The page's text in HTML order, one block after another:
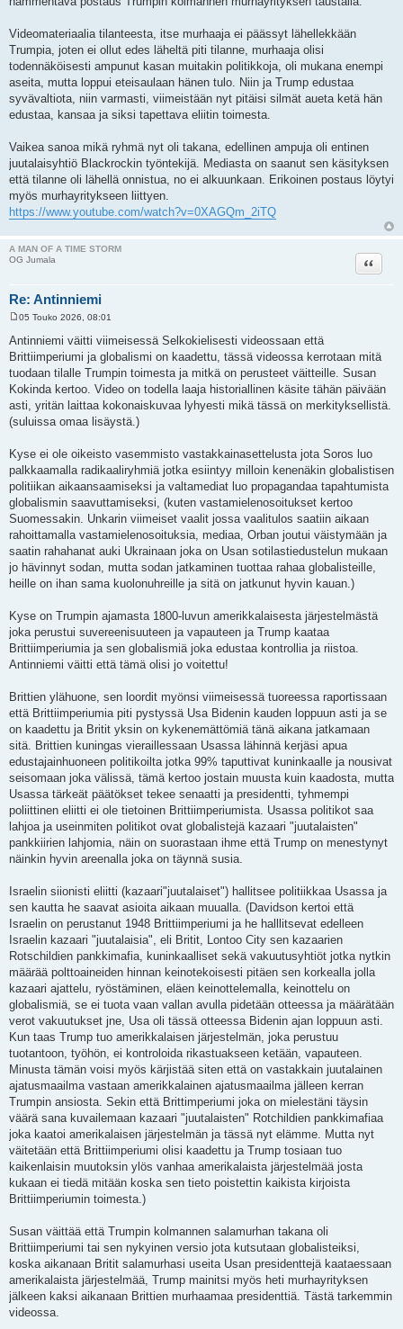
s
Videomateriaalia tilanteesta, itse murhaaja ei päässyt lähellekkään
Trumpia, joten ei ollut edes läheltä piti tilanne, murhaaja olisi
todennäköisesti ampunut kasan muitakin politikkoja, oli mukana enempi
aseita, mutta loppui eteisaulaan hänen tulo. Niin ja Trump edustaa
syvävaltiota, niin varmasti, viimeistään nyt pitäisi silmät aueta ketä hän
edustaa, kansaa ja siksi tapettava eliitin toimesta.
Vaikea sanoa mikä ryhmä nyt oli takana, edellinen ampuja oli entinen
juutalaisyhtiö Blackrockin työntekijä. Mediasta on saanut sen käsityksen
että tilanne oli lähellä onnistua, no ei alkuunkaan. Erikoinen postaus löytyi
myös murhayritykseen liittyen.
https://www.youtube.com/watch?v=0XAGQm_2iTQ
A MAN OF A TIME STORM
OG Jumala
Re: Antinniemi
Lainaa
e
s
i
05 Touko 2026, 08:01
Antinniemi väitti viimeisessä Selkokielisesti videossaan että
Brittiimperiumi ja globalismi on kaadettu, tässä videossa kerrotaan mitä
tuodaan tilalle Trumpin toimesta ja mitkä on perusteet väitteille. Susan
Kokinda kertoo. Video on todella laaja historiallinen käsite tähän päivään
asti, yritän laittaa kokonaiskuvaa lyhyesti mikä tässä on merkityksellistä.
(suluissa omaa lisäystä.)
Kyse ei ole oikeisto vasemmisto vastakkainasettelusta jota Soros luo
palkkaamalla radikaaliryhmiä jotka esiintyy milloin kenenäkin globalistisen
politiikan aikaansaamiseksi ja valtamediat luo propagandaa tapahtumista
globalismin saavuttamiseksi, (kuten vastamielenosoitukset kertoo
Suomessakin. Unkarin viimeiset vaalit jossa vaalitulos saatiin aikaan
rahoittamalla vastamielenosoituksia, mediaa, Orban joutui väistymään ja
saatin rahahanat auki Ukrainaan joka on Usan sotilastiedustelun mukaan
jo hävinnyt sodan, mutta sodan jatkaminen tuottaa rahaa globalisteille,
heille on ihan sama kuolonuhreille ja sitä on jatkunut hyvin kauan.)
Kyse on Trumpin ajamasta 1800-luvun amerikkalaisesta järjestelmästä
joka perustui suvereenisuuteen ja vapauteen ja Trump kaataa
Brittiimperiumia ja sen globalismiä joka edustaa kontrollia ja riistoa.
Antinniemi väitti että tämä olisi jo voitettu!
Brittien ylähuone, sen loordit myönsi viimeisessä tuoreessa raportissaan
että Brittiimperiumia piti pystyssä Usa Bidenin kauden loppuun asti ja se
on kaadettu ja Britit yksin on kykenemättömiä tänä aikana jatkamaan
sitä. Brittien kuningas vieraillessaan Usassa lähinnä kerjäsi apua
edustajainhuoneen politikoilta jotka 99% taputtivat kuninkaalle ja nousivat
seisomaan joka välissä, tämä kertoo jostain muusta kuin kaadosta, mutta
Usassa tärkeät päätökset tekee senaatti ja presidentti, tyhmempi
poliittinen eliitti ei ole tietoinen Brittiimperiumista. Usassa politikot saa
lahjoa ja useinmiten politikot ovat globalistejä kazaari "juutalaisten"
pankkiirien lahjomia, näin on suorastaan ihme että Trump on menestynyt
näinkin hyvin areenalla joka on täynnä susia.
Israelin siionisti eliitti (kazaari"juutalaiset") hallitsee politiikkaa Usassa ja
sen kautta he saavat asioita aikaan muualla. (Davidson kertoi että
Israelin on perustanut 1948 Brittiimperiumi ja he halllitsevat edelleen
Israelin kazaari "juutalaisia", eli Britit, Lontoo City sen kazaarien
Rotschildien pankkimafia, kuninkaalliset sekä vakuutusyhtiöt jotka nytkin
määrää polttoaineiden hinnan keinotekoisesti pitäen sen korkealla jolla
kazaari ajattelu, ryöstäminen, eläen keinottelemalla, keinottelu on
globalismiä, se ei tuota vaan vallan avulla pidetään otteessa ja määrätään
verot vakuutukset jne, Usa oli tässä otteessa Bidenin ajan loppuun asti.
Kun taas Trump tuo amerikkalaisen järjestelmän, joka perustuu
tuotantoon, työhön, ei kontroloida rikastuakseen ketään, vapauteen.
Minusta tämän voisi myös kärjistää siten että on vastakkain juutalainen
ajatusmaailma vastaan amerikkalainen ajatusmaailma jälleen kerran
Trumpin ansiosta. Sekin että Brittimperiumi joka on mielestäni täysin
väärä sana kuvailemaan kazaari "juutalaisten" Rotchildien pankkimafiaa
joka kaatoi amerikalaisen järjestelmän ja tässä nyt elämme. Mutta nyt
väitetään että Brittiimperiumi olisi kaadettu ja Trump tosiaan tuo
kaikenlaisin muutoksin ylös vanhaa amerikalaista järjestelmää josta
kukaan ei tiedä mitään koska sen tieto poistettin kaikista kirjoista
Brittiimperiumin toimesta.)
Susan väittää että Trumpin kolmannen salamurhan takana oli
Brittiimperiumi tai sen nykyinen versio jota kutsutaan globalisteiksi,
koska aikanaan Britit salamurhasi useita Usan presidenttejä kaataessaan
amerikalaista järjestelmää, Trump mainitsi myös heti murhayrityksen
jälkeen kaksi aikanaan Brittien murhaamaa presidenttiä. Tästä tarkemmin
videossa.